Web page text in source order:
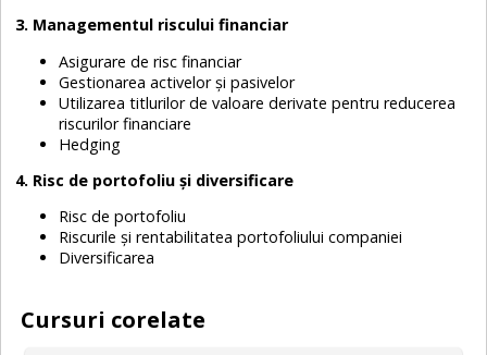
3. Managementul riscului financiar
Asigurare de risc financiar
Gestionarea activelor și pasivelor
Utilizarea titlurilor de valoare derivate pentru reducerea
riscurilor financiare
Hedging
4. Risc de portofoliu și diversificare
Risc de portofoliu
Riscurile și rentabilitatea portofoliului companiei
Diversificarea
Cursuri corelate